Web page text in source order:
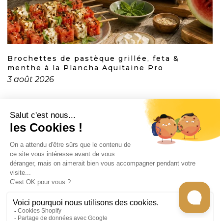
Brochettes de pastèque grillée, feta &
menthe à la Plancha Aquitaine Pro
3 août 2026
CONTACT
INFORMATION
EN SAVOIR PLUS
RECEVEZ LES RECETTES DE CHEF CARO